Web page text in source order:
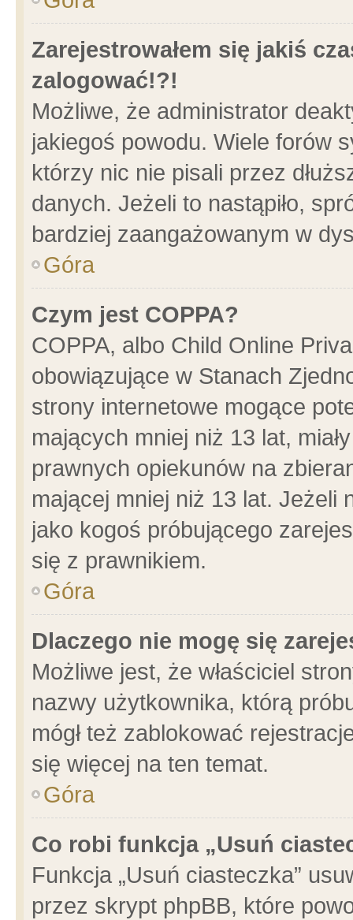
Zarejestrowałem się jakiś
zalogować!?!
Możliwe, że administrator
jakiegoś powodu. Wiele forów
którzy nic nie pisali przez
danych. Jeżeli to nastąpiło,
bardziej zaangażowanym w
Góra
Czym jest COPPA?
COPPA, albo Child Online
obowiązujące w Stanach
strony internetowe mogące
mających mniej niż 13 lat,
prawnych opiekunów na
mającej mniej niż 13 lat. Jeżeli
jako kogoś próbującego
się z prawnikiem.
Góra
Dlaczego nie mogę się
Możliwe jest, że właściciel
nazwy użytkownika, którą
mógł też zablokować
się więcej na ten temat.
Góra
Co robi funkcja „Usuń
Funkcja „Usuń ciasteczka”
przez skrypt phpBB, które